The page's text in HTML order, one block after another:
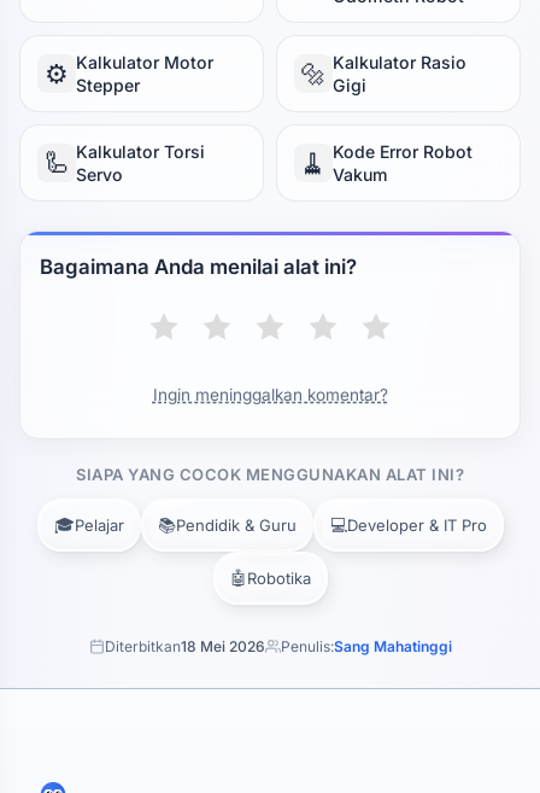
⚙️ Kalkulator Motor
Stepper
🔩 Kalkulator Rasio
Gigi
🦾 Kalkulator Torsi
Servo
🧹
Kode Error Robot
Vakum
Bagaimana Anda menilai alat ini?
Ingin meninggalkan komentar?
SIAPA YANG COCOK MENGGUNAKAN ALAT INI?
🎓Pelajar 📚Pendidik & Guru 💻Developer & IT Pro
🤖Robotika
Diterbitkan18 Mei 2026 Penulis:Sang Mahatinggi